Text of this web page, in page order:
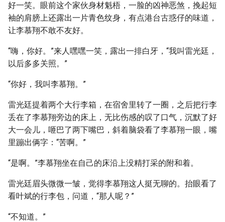
好一笑。眼前这个家伙身材魁梧，一脸的凶神恶煞，挽起短
袖的肩膀上还露出一片青色纹身，有点港台古惑仔的味道，
让李慕翔不敢不友好。
“嗨，你好。”来人嘿嘿一笑，露出一排白牙，“我叫雷光廷，
以后多多关照。”
“你好，我叫李慕翔。”
雷光廷提着两个大行李箱，在宿舍里转了一圈，之后把行李
丢在了李慕翔旁边的床上，无比伤感的叹了口气，沉默了好
大一会儿，咂巴了两下嘴巴，斜着脑袋看了李慕翔一眼，嘴
里蹦出俩字：“苦啊。”
“是啊。”李慕翔坐在自己的床沿上没精打采的附和着。
雷光廷眉头微微一皱，觉得李慕翔这人挺无聊的。抬眼看了
看叶斌的行李包，问道，“那人呢？”
“不知道。”